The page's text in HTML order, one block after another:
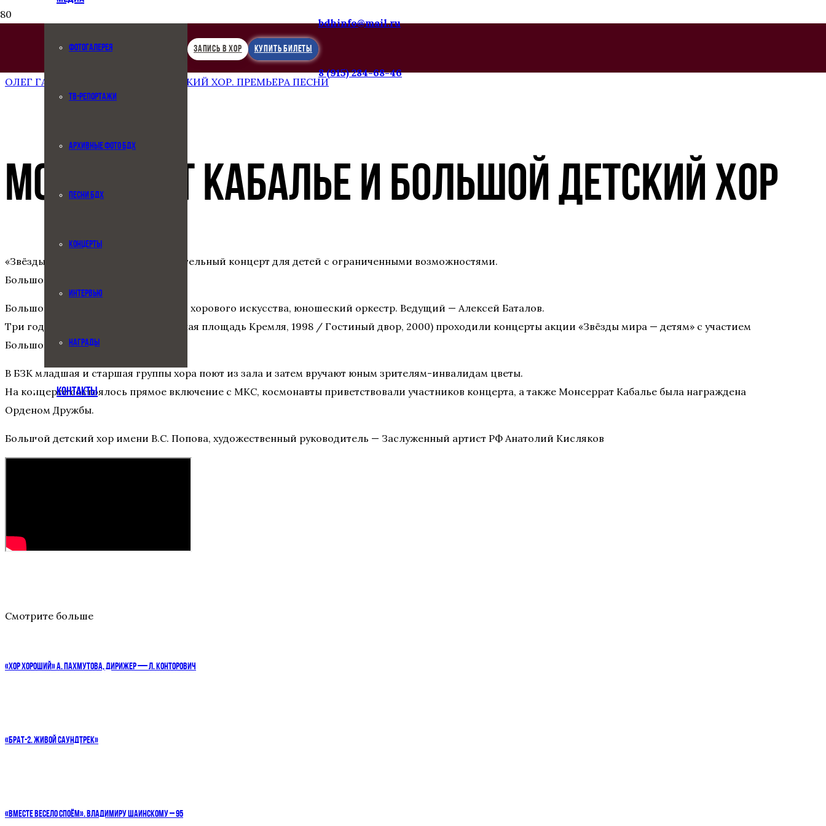
ФОТОГАЛЕРЕЯ
ТВ-РЕПОРТАЖИ
АРХИВНЫЕ ФОТО БДХ
ПЕСНИ БДХ
КОНЦЕРТЫ
ИНТЕРВЬЮ
НАГРАДЫ
КОНТАКТЫ
ЗАПИСЬ В ХОР КУПИТЬ БИЛЕТЫ
bdhinfo@mail.ru
8 (915) 284-68-46
ОЛЕГ ГАЗМАНОВ И БОЛЬШОЙ ДЕТСКИЙ ХОР. ПРЕМЬЕРА ПЕСНИ
МОНСЕРРАТ КАБАЛЬЕ И БОЛЬШОЙ ДЕТСКИЙ ХОР
«Звёзды мира — детям», благотворительный концерт для детей с ограниченными возможностями.
Большой зал консерватории, 1997.
Большой детский хор, хор Академии хорового искусства, юношеский оркестр. Ведущий — Алексей Баталов.
Три года подряд (БЗК, 1997 / Соборная площадь Кремля, 1998 / Гостиный двор, 2000) проходили концерты акции «Звёзды мира — детям» с участием
Большого детского хора.
В БЗК младшая и старшая группы хора поют из зала и затем вручают юным зрителям-инвалидам цветы.
На концерте состоялось прямое включение с МКС, космонавты приветствовали участников концерта, а также Монсеррат Кабалье была награждена
Орденом Дружбы.
Большой детский хор имени В.С. Попова, художественный руководитель — Заслуженный артист РФ Анатолий Кисляков
Смотрите больше
«ХОР ХОРОШИЙ» А. ПАХМУТОВА, ДИРИЖЕР — Л. КОНТОРОВИЧ
«БРАТ-2. ЖИВОЙ САУНДТРЕК»
«ВМЕСТЕ ВЕСЕЛО СПОЁМ». ВЛАДИМИРУ ШАИНСКОМУ – 95